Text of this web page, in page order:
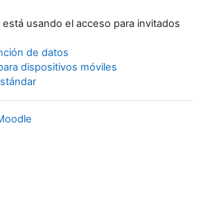
usando el acceso para invitados
de datos
dispositivos móviles